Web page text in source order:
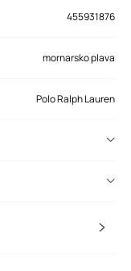
455931876
mornarsko plava
Polo Ralph Lauren